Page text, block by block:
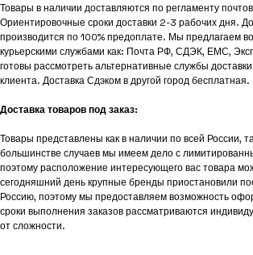
Товары в наличии доставляются по регламенту
Ориентировочные сроки доставки 2-3 рабочих дня.
производится по 100% предоплате. Мы предлагаем
курьерскими службами как: Почта РФ, СДЭК, ЕМС,
готовы рассмотреть альтернативные службы
клиента. Доставка Сдэком в другой город бесплатная.
Доставка товаров под заказ:
Товары представлены как в наличии по всей России,
большинстве случаев мы имеем дело с
поэтому расположение интересующего вас товара
сегодняшний день крупные бренды приостановили
Россию, поэтому мы предоставляем возможность
сроки выполнения заказов рассматриваются
от сложности.